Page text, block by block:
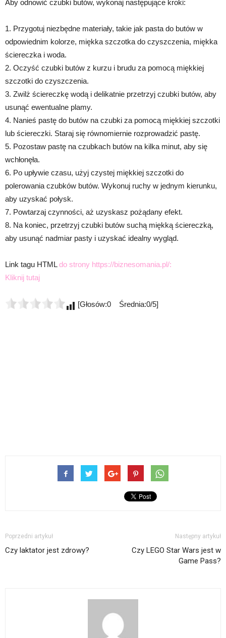
Aby odnowić czubki butów, wykonaj następujące kroki:
1. Przygotuj niezbędne materiały, takie jak pasta do butów w
odpowiednim kolorze, miękka szczotka do czyszczenia, miękka
ściereczka i woda.
2. Oczyść czubki butów z kurzu i brudu za pomocą miękkiej
szczotki do czyszczenia.
3. Zwilż ściereczkę wodą i delikatnie przetrzyj czubki butów, aby
usunąć ewentualne plamy.
4. Nanieś pastę do butów na czubki za pomocą miękkiej szczotki
lub ściereczki. Staraj się równomiernie rozprowadzić pastę.
5. Pozostaw pastę na czubkach butów na kilka minut, aby się
wchłonęła.
6. Po upływie czasu, użyj czystej miękkiej szczotki do
polerowania czubków butów. Wykonuj ruchy w jednym kierunku,
aby uzyskać połysk.
7. Powtarzaj czynności, aż uzyskasz pożądany efekt.
8. Na koniec, przetrzyj czubki butów suchą miękką ściereczką,
aby usunąć nadmiar pasty i uzyskać idealny wygląd.
Link tagu HTMLdo strony https://biznesomania.pl/:
Kliknij tutaj
[Głosów:0 Średnia:0/5]
Poprzedni artykuł
Czy laktator jest zdrowy?
Następny artykuł
Czy LEGO Star Wars jest w
Game Pass?